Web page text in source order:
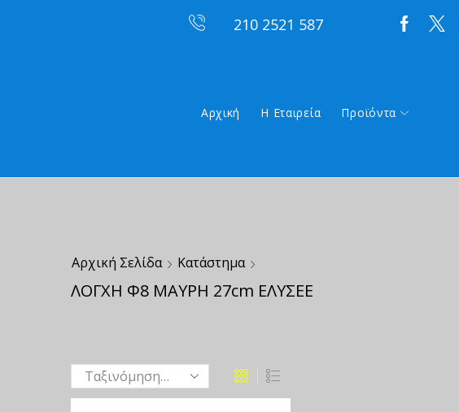
210 2521 587
Αρχική Η Εταιρεία Προϊόντα
Αρχική Σελίδα Κατάστημα
ΛΟΓΧΗ Φ8 ΜΑΥΡΗ 27cm ΕΛΥΣΕΕ